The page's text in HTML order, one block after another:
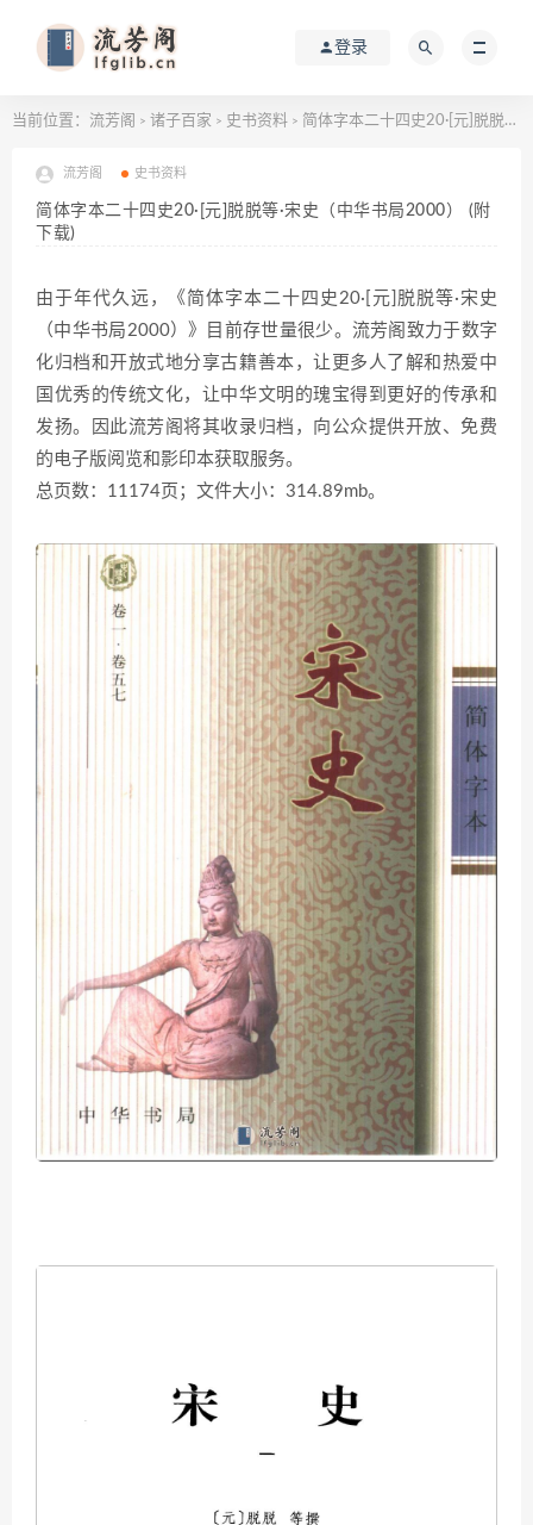
登录
当前位置： 流芳阁 > 诸子百家 > 史书资料 > 简体字本二十四史20·[元]脱脱等·宋史（中华书局2000） (附下载)
流芳阁 史书资料
简体字本二十四史20·[元]脱脱等·宋史（中华书局2000） (附
下载)
由于年代久远，《简体字本二十四史20·[元]脱脱等·宋史
（中华书局2000）》目前存世量很少。流芳阁致力于数字
化归档和开放式地分享古籍善本，让更多人了解和热爱中
国优秀的传统文化，让中华文明的瑰宝得到更好的传承和
发扬。因此流芳阁将其收录归档，向公众提供开放、免费
的电子版阅览和影印本获取服务。
总页数：11174页；文件大小：314.89mb。